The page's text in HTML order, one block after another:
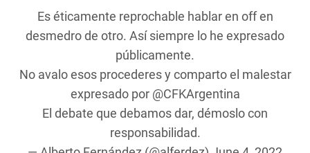
Es éticamente reprochable hablar en off en
desmedro de otro. Así siempre lo he expresado
públicamente.
No avalo esos procederes y comparto el malestar
expresado por @CFKArgentina
El debate que debamos dar, démoslo con
responsabilidad.